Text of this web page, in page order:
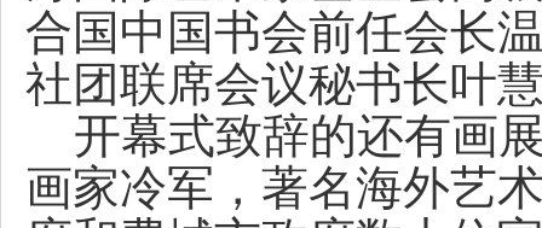
合国中国书会前任会长
社团联席会议秘书长叶
开幕式致辞的还有画
画家冷军，著名海外艺